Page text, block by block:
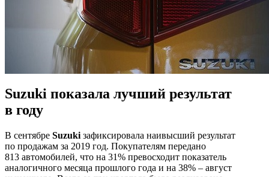
Suzuki показала лучший результат
в году
В сентябре Suzuki зафиксировала наивысший результат
по продажам за 2019 год. Покупателям передано
813 автомобилей, что на 31% превосходит показатель
аналогичного месяца прошлого года и на 38% – август